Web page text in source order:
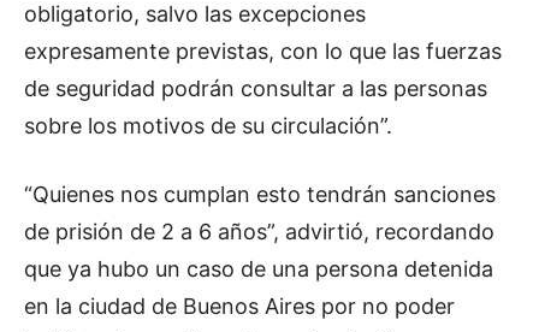
obligatorio, salvo las excepciones
expresamente previstas, con lo que las fuerzas
de seguridad podrán consultar a las personas
sobre los motivos de su circulación”.
“Quienes nos cumplan esto tendrán sanciones
de prisión de 2 a 6 años”, advirtió, recordando
que ya hubo un caso de una persona detenida
en la ciudad de Buenos Aires por no poder